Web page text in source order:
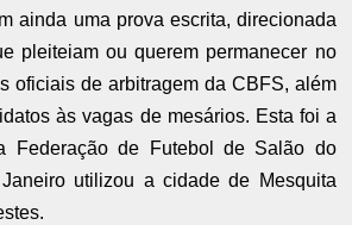
ainda uma prova escrita, direcionada
pleiteiam ou querem permanecer no
oficiais de arbitragem da CBFS, além
às vagas de mesários. Esta foi a
Federação de Futebol de Salão do
utilizou a cidade de Mesquita